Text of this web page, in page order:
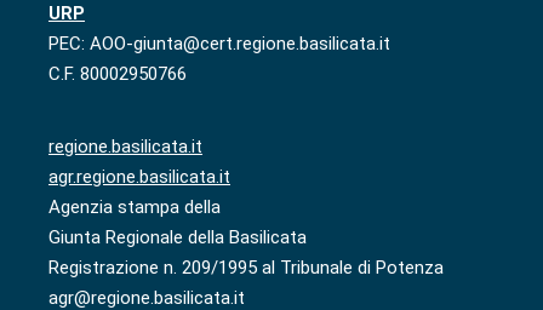
URP
PEC: AOO-giunta@cert.regione.basilicata.it
C.F. 80002950766
regione.basilicata.it
agr.regione.basilicata.it
Agenzia stampa della
Giunta Regionale della Basilicata
Registrazione n. 209/1995 al Tribunale di Potenza
agr@regione.basilicata.it